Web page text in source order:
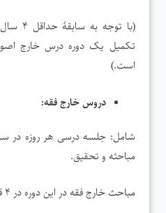
(با
تکمیل یک دوره درس خارج
است.)
دروس خارج فقه:
شامل: جلسه درسی هر روزه در
مباحثه و تحقیق.
مباحث خارج فقه در این دوره در ۴ قسمت زیر ارائه می شود: